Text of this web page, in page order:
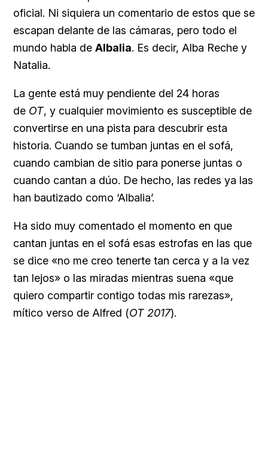
oficial. Ni siquiera un comentario de estos que se
escapan delante de las cámaras, pero todo el
mundo habla de Albalia. Es decir, Alba Reche y
Natalia.
La gente está muy pendiente del 24 horas
de OT, y cualquier movimiento es susceptible de
convertirse en una pista para descubrir esta
historia. Cuando se tumban juntas en el sofá,
cuando cambian de sitio para ponerse juntas o
cuando cantan a dúo. De hecho, las redes ya las
han bautizado como ‘Albalia’.
Ha sido muy comentado el momento en que
cantan juntas en el sofá esas estrofas en las que
se dice «no me creo tenerte tan cerca y a la vez
tan lejos» o las miradas mientras suena «que
quiero compartir contigo todas mis rarezas»,
mítico verso de Alfred (OT 2017).